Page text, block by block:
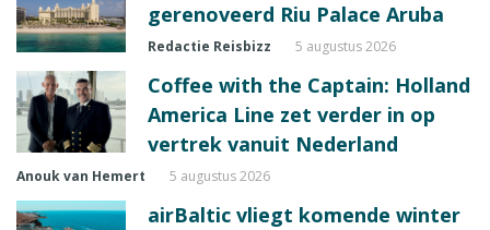
gerenoveerd Riu Palace Aruba
Redactie Reisbizz 5 augustus 2026
Coffee with the Captain: Holland
America Line zet verder in op
vertrek vanuit Nederland
Anouk van Hemert 5 augustus 2026
airBaltic vliegt komende winter